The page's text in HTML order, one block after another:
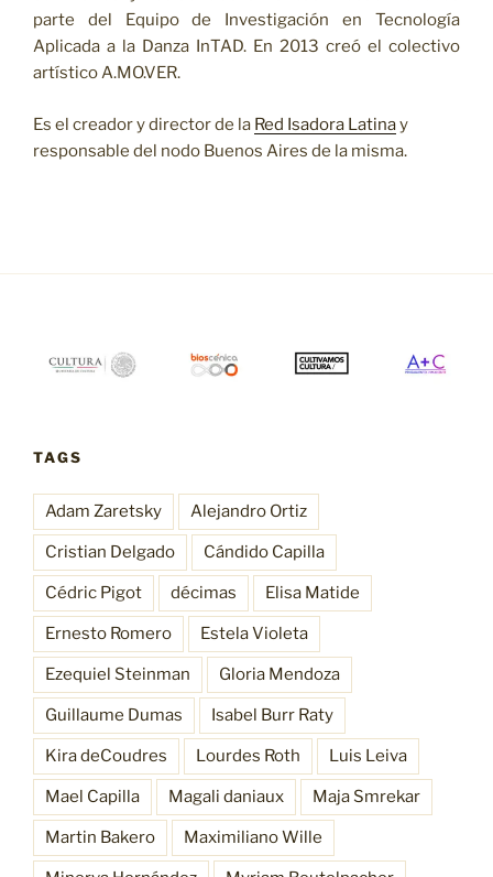
parte del Equipo de Investigación en Tecnología
Aplicada a la Danza InTAD. En 2013 creó el colectivo
artístico A.MO.VER.
Es el creador y director de la Red Isadora Latinay
responsable del nodo Buenos Aires de la misma.
TAGS
Adam Zaretsky Alejandro Ortiz
Cristian Delgado Cándido Capilla
Cédric Pigot décimas Elisa Matide
Ernesto Romero Estela Violeta
Ezequiel Steinman Gloria Mendoza
Guillaume Dumas Isabel Burr Raty
Kira deCoudres Lourdes Roth Luis Leiva
Mael Capilla Magali daniaux Maja Smrekar
Martin Bakero Maximiliano Wille